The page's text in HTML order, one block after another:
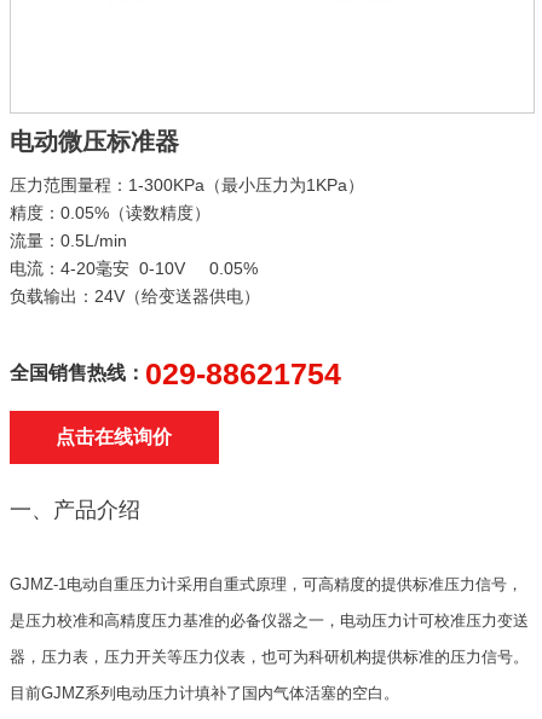
电动微压标准器
压力范围量程：1-300KPa（最小压力为1KPa）
精度：0.05%（读数精度）
流量：0.5L/min
电流：4-20毫安 0-10V 0.05%
负载输出：24V（给变送器供电）
全国销售热线： 029-88621754
点击在线询价
一、产品介绍
GJMZ-1电动自重压力计采用自重式原理，可高精度的提供标准压力信号，
是压力校准和高精度压力基准的必备仪器之一，电动压力计可校准压力变送
器，压力表，压力开关等压力仪表，也可为科研机构提供标准的压力信号。
目前GJMZ系列电动压力计填补了国内气体活塞的空白。